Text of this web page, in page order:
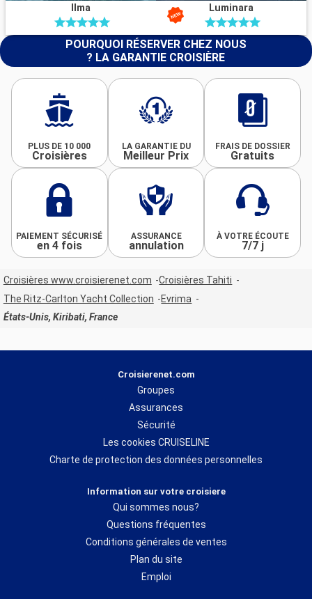
Ilma Luminara
POURQUOI RÉSERVER CHEZ NOUS
? LA GARANTIE CROISIÈRE
PLUS DE 10 000
Croisières
LA GARANTIE DU
Meilleur Prix
FRAIS DE DOSSIER
Gratuits
PAIEMENT SÉCURISÉ
en 4 fois
ASSURANCE
annulation
À VOTRE ÉCOUTE
7/7 j
Croisières www.croisierenet.com
Croisières Tahiti
The Ritz-Carlton Yacht Collection
Evrima
États-Unis, Kiribati, France
Croisierenet.com
Groupes
Assurances
Sécurité
Les cookies CRUISELINE
Charte de protection des données personnelles
Information sur votre croisiere
Qui sommes nous?
Questions fréquentes
Conditions générales de ventes
Plan du site
Emploi